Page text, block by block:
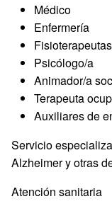
Médico
Enfermería
Fisioterapeutas
Psicólogo/a
Animador/a
Terapeuta
Auxiliares de
Servicio
Alzheimer y otras
Atención sanitaria